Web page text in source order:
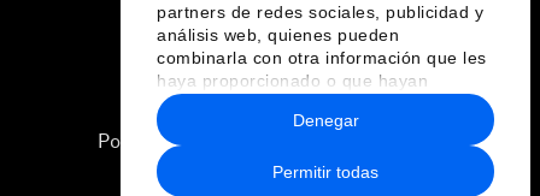
partners de redes sociales, publicidad y
análisis web, quienes pueden
combinarla con otra información que les
haya proporcionado o que hayan
recopilado a partir del uso que haya
hecho de sus servicios.
Permitir todas
Denegar
Política de privacidad y normas de uso
Sitemap